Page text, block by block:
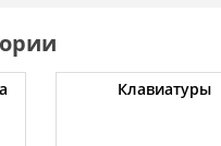
Клавиатуры